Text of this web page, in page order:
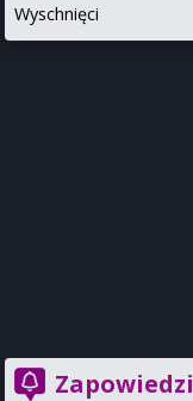
Wyschnięci
Zapowiedzi